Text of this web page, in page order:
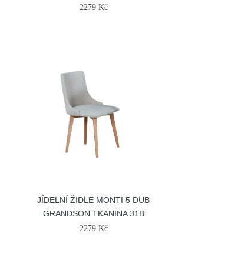
2279 Kč
JÍDELNÍ ŽIDLE MONTI 5 DUB
GRANDSON TKANINA 31B
2279 Kč